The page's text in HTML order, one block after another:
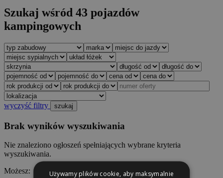
Szukaj wśród 43 pojazdów
kampingowych
wyczyść filtry szukaj
Brak wyników wyszukiwania
Nie znaleziono ogłoszeń spełniających wybrane kryteria
wyszukiwania.
Możesz:
Używamy plików cookie, aby maksymalnie